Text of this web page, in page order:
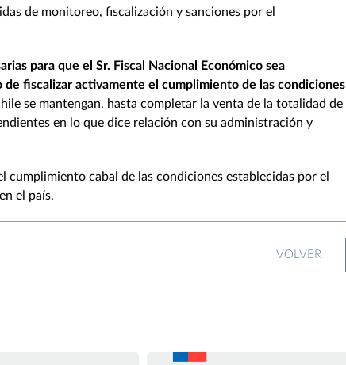
de monitoreo, fiscalización y sanciones por el
para que el Sr. Fiscal Nacional Económico sea
fiscalizar activamente el cumplimiento de las condiciones
se mantengan, hasta completar la venta de la totalidad de
en lo que dice relación con su administración y
cumplimiento cabal de las condiciones establecidas por el
el país.
VOLVER